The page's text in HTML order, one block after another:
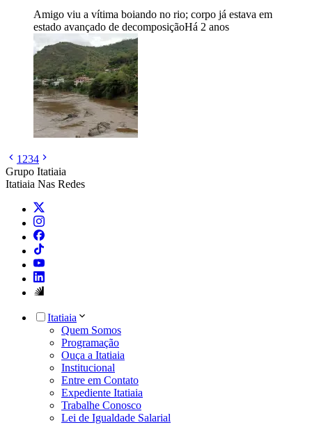
Amigo viu a vítima boiando no rio; corpo já estava em
estado avançado de decomposiçãoHá 2 anos
1 234
Grupo Itatiaia
Itatiaia Nas Redes
Itatiaia
Quem Somos
Programação
Ouça a Itatiaia
Institucional
Entre em Contato
Expediente Itatiaia
Trabalhe Conosco
Lei de Igualdade Salarial